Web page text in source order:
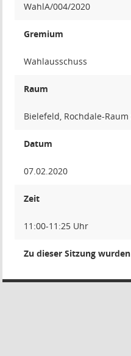
WahlA/004/2020
Gremium
Wahlausschuss
Raum
Bielefeld, Rochdale-
Datum
07.02.2020
Zeit
11:00-11:25 Uhr
Zu dieser Sitzung